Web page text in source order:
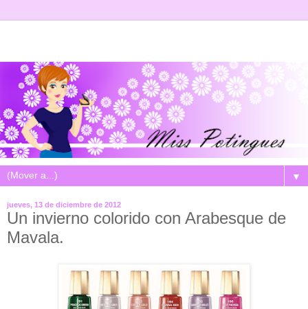
▼
jueves, 13 de diciembre de 2012
Un invierno colorido con Arabesque de
Mavala.